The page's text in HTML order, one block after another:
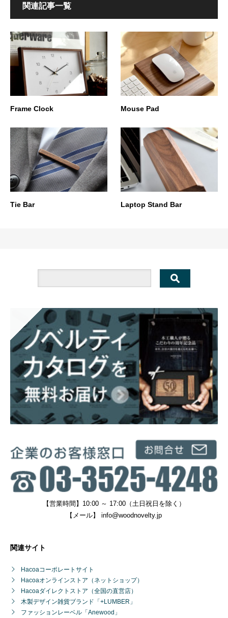
関連記事一覧
Frame Clock Mouse Pad
Tie Bar Laptop Stand Bar
【営業時間】10:00 ～ 17:00（土日祝日を除く）
【メール】 info@woodnovelty.jp
関連サイト
Hacoaコーポレートサイト
Hacoaオンラインストア（ネットショップ）
Hacoaダイレクトストア（全国の直営店）
木製デザイン雑貨ブランド「+LUMBER」
ファッションレーベル「Anewood」